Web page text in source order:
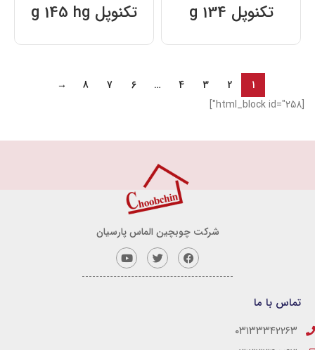
تکنوپل g 134 تکنوپل g 145 hg
1
2
3
4
…
6
7
8
→
[html_block id="258"]
شرکت چوبچین الماس پارسیان
تماس با ما
۰۳۱۳۳۳۴۲۲۶۳